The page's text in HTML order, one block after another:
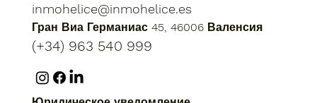
inmohelice@inmohelice.es
Гран Виа Германиас 45, 46006 Валенсия
(+34) 963 540 999